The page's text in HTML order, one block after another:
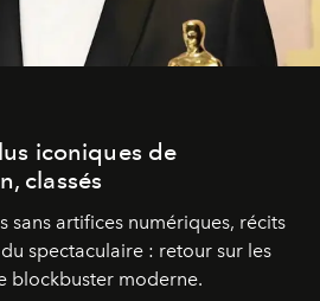
iconiques de
classés
sans artifices numériques, récits
spectaculaire : retour sur les
blockbuster moderne.